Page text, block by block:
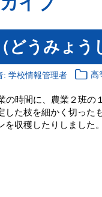
どうみょう
: 学校情報管理者 高
の時間に、農業２班
した枝を細かく切った
を収穫したりしまし